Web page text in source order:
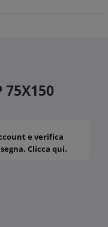
75X150
e verifica
Clicca qui.